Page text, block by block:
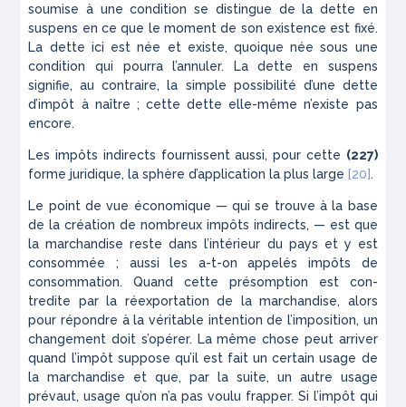
soumise à une condition se distingue de la dette en
suspens en ce que le moment de son existence est fixé.
La dette ici est née et existe, quoique née sous une
condition qui pourra l’annuler. La dette en suspens
signifie, au contraire, la simple possibilité d’une dette
d’impôt à naître ; cette dette elle-même n’existe pas
encore.
Les impôts indirects fournissent aussi, pour cette (227)
forme juridique, la sphère d’application la plus large [20].
Le point de vue économique — qui se trouve à la base
de la création de nombreux impôts indirects, — est que
la marchandise reste dans l’intérieur du pays et y est
consommée ; aussi les a-t-on appelés impôts de
consommation. Quand cette présomption est con­
tredite par la réexportation de la marchandise, alors
pour répondre à la véritable intention de l’imposition, un
changement doit s’opérer. La même chose peut arriver
quand l’impôt suppose qu’il est fait un certain usage de
la marchandise et que, par la suite, un autre usage
prévaut, usage qu’on n’a pas voulu frapper. Si l’impôt qui